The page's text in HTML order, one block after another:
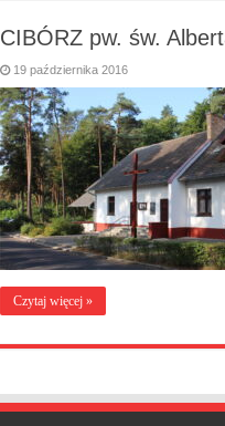
CIBÓRZ pw. św.
19 października 2016
Czytaj więcej »